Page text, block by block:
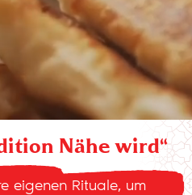
Nähe wird“
eigenen Rituale, um